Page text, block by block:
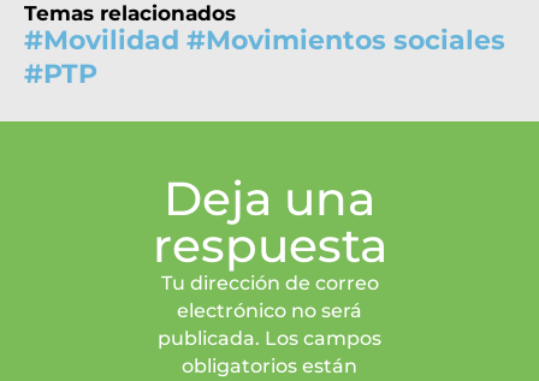
Temas relacionados
#Movilidad #Movimientos sociales
#PTP
Deja una
respuesta
Tu dirección de correo
electrónico no será
publicada. Los campos
obligatorios están